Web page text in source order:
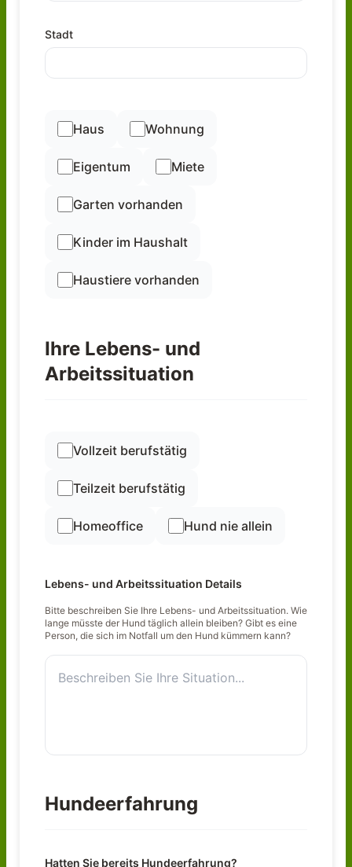
Stadt
Haus Wohnung
Eigentum Miete
Garten vorhanden
Kinder im Haushalt
Haustiere vorhanden
Ihre Lebens- und
Arbeitssituation
Vollzeit berufstätig
Teilzeit berufstätig
Homeoffice Hund nie allein
Lebens- und Arbeitssituation Details
Bitte beschreiben Sie Ihre Lebens- und Arbeitssituation. Wie
lange müsste der Hund täglich allein bleiben? Gibt es eine
Person, die sich im Notfall um den Hund kümmern kann?
Hundeerfahrung
Hatten Sie bereits Hundeerfahrung?